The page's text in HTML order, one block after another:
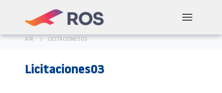
AIR LICITACIONES03
Licitaciones03